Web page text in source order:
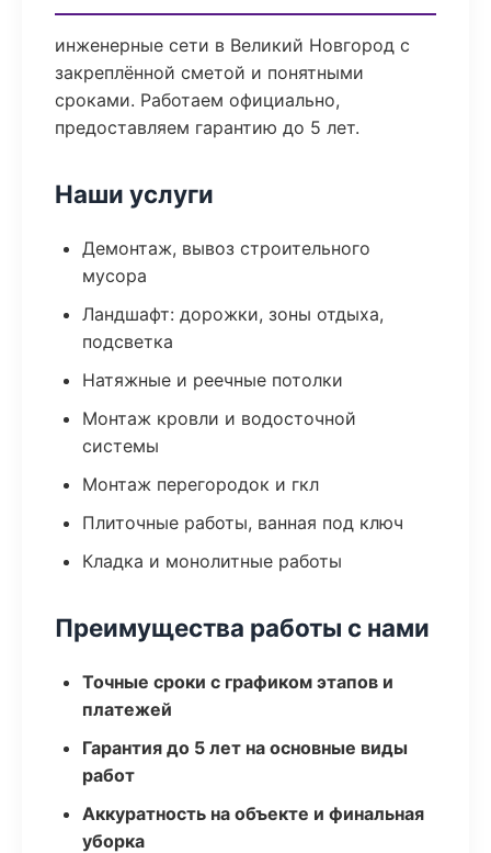
инженерные сети в Великий Новгород с
закреплённой сметой и понятными
сроками. Работаем официально,
предоставляем гарантию до 5 лет.
Наши услуги
Демонтаж, вывоз строительного
мусора
Ландшафт: дорожки, зоны отдыха,
подсветка
Натяжные и реечные потолки
Монтаж кровли и водосточной
системы
Монтаж перегородок и гкл
Плиточные работы, ванная под ключ
Кладка и монолитные работы
Преимущества работы с нами
Точные сроки с графиком этапов и
платежей
Гарантия до 5 лет на основные виды
работ
Аккуратность на объекте и финальная
уборка